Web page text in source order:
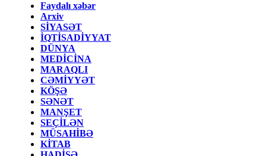
Faydalı xəbər
Arxiv
SİYASƏT
İQTİSADİYYAT
DÜNYA
MEDİCİNA
MARAQLI
CƏMİYYƏT
KÖŞƏ
SƏNƏT
MANŞET
SEÇİLƏN
MÜSAHİBƏ
KİTAB